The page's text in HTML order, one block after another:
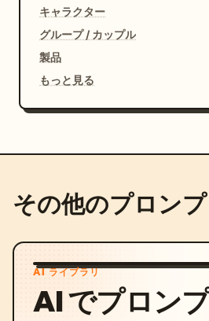
キャラクター
グループ / カップル
製品
もっと見る
その他のプロン
AI ライブラリ
AI でプロン